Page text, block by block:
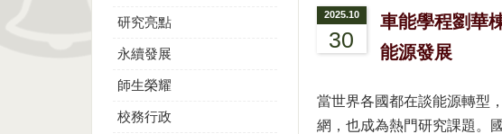
研究亮點
永續發展
師生榮耀
校務行政
2025.10
30
車能學程劉華
能源發展
當世界各國都在談能源轉型
網，也成為熱門研究課題。